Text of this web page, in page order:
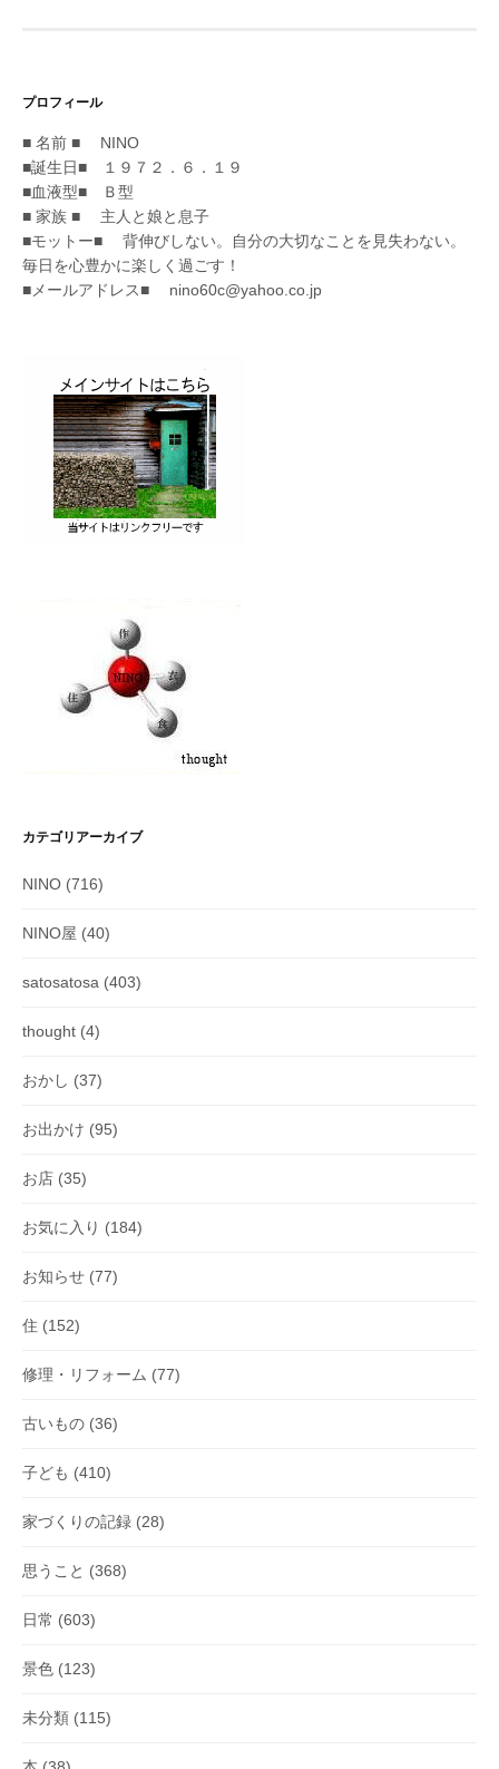
プロフィール
■ 名前 ■ NINO
■誕生日■ １９７２．６．１９
■血液型■ Ｂ型
■ 家族 ■ 主人と娘と息子
■モットー■ 背伸びしない。自分の大切なことを見失わない。
毎日を心豊かに楽しく過ごす！
■メールアドレス■ nino60c@yahoo.co.jp
カテゴリアーカイブ
NINO (716)
NINO屋 (40)
satosatosa (403)
thought (4)
おかし (37)
お出かけ (95)
お店 (35)
お気に入り (184)
お知らせ (77)
住 (152)
修理・リフォーム (77)
古いもの (36)
子ども (410)
家づくりの記録 (28)
思うこと (368)
日常 (603)
景色 (123)
未分類 (115)